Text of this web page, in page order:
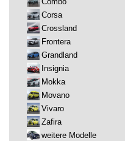
Corsa
Crossland
Frontera
Grandland
Insignia
Mokka
Movano
Vivaro
Zafira
weitere Modelle